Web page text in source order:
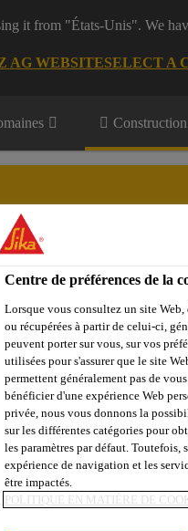
it from "États-Unis". We
AG WEBSITESELECT A
Construction
Production de béton
Accélérateur
Centre de préférences de la
Lorsque vous consultez un site
ou récupérées à partir de celui-ci,
peuvent porter sur vous, sur vos
utilisées pour s'assurer que le site
permettent généralement pas de
bénéficier d'une expérience Web
privée, nous vous donnons la
sur les différentes catégories pour
les paramètres par défaut.
expérience de navigation et les
être impactés.
POLITIQUE EN MATIÈRE DE